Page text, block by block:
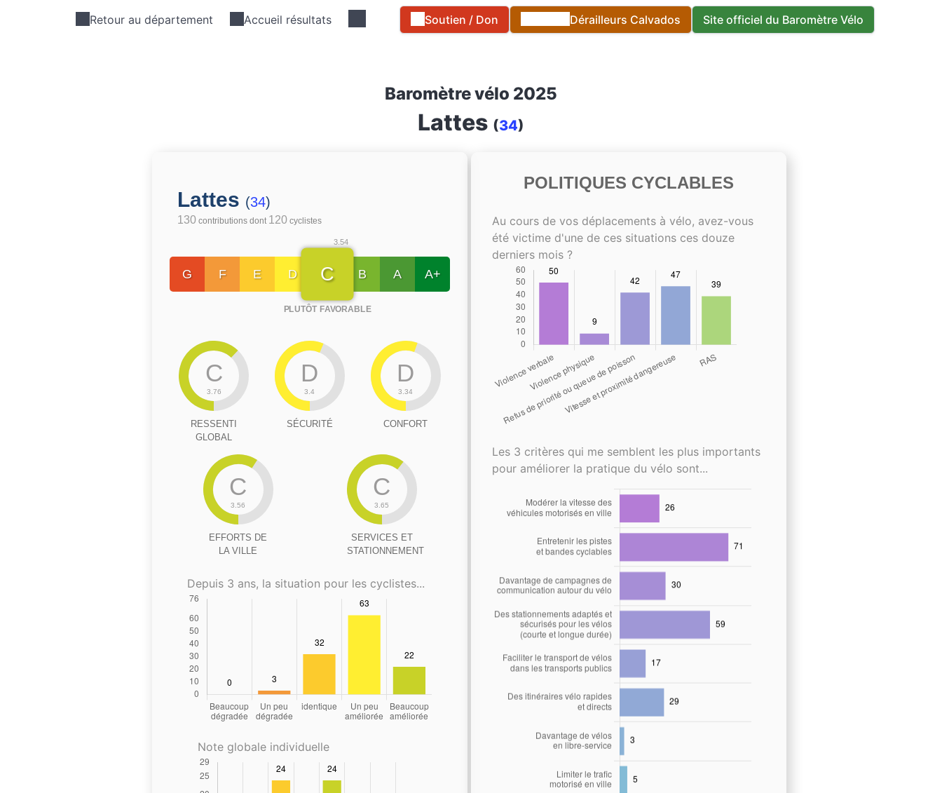
Retour au département Accueil résultats Soutien / Don Dérailleurs Calvados Site officiel du Baromètre Vélo
Baromètre vélo 2025
Lattes (34)
Lattes (34)
130 contributions dont 120 cyclistes
G F E D
3.54
C
PLUTÔT FAVORABLE
B A A+
C
3.76
RESSENTI
GLOBAL
D
3.4
SÉCURITÉ
D
3.34
CONFORT
C
3.56
EFFORTS DE
LA VILLE
C
3.65
SERVICES ET
STATIONNEMENT
Depuis 3 ans, la situation pour les cyclistes...
Note globale individuelle
POLITIQUES CYCLABLES
Au cours de vos déplacements à vélo, avez-vous
été victime d'une de ces situations ces douze
derniers mois ?
Les 3 critères qui me semblent les plus importants
pour améliorer la pratique du vélo sont...